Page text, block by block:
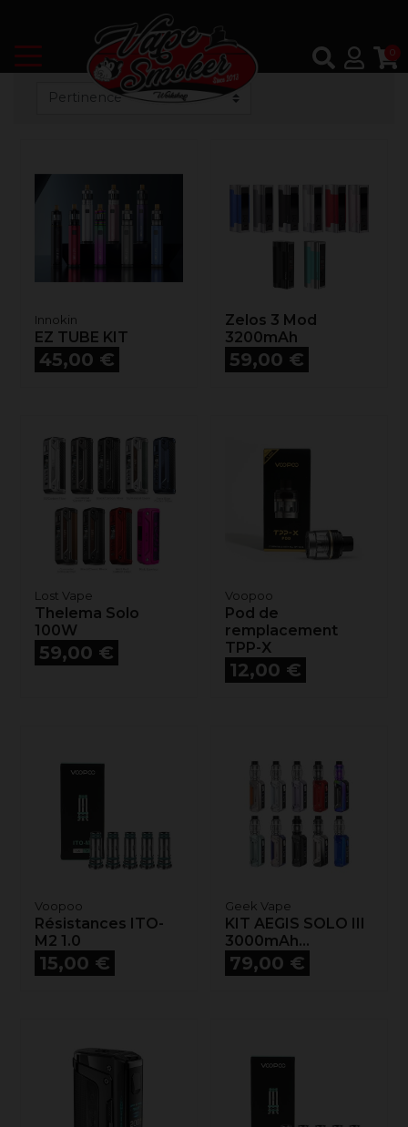
0
Innokin
EZ TUBE KIT
Prix
45,00 €
Zelos 3 Mod
3200mAh
Prix
59,00 €
Lost Vape
Thelema Solo
100W
Prix
59,00 €
Voopoo
Pod de
remplacement
TPP-X
Prix
12,00 €
Voopoo
Résistances ITO-
M2 1.0
Prix
15,00 €
Geek Vape
KIT AEGIS SOLO III
3000mAh...
Prix
79,00 €